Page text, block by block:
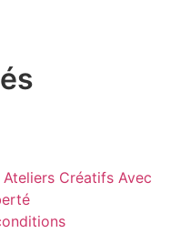
Ateliers Créatifs Avec